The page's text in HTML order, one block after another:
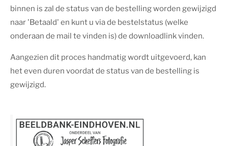
binnen is zal de status van de bestelling worden gewijzigd
naar 'Betaald' en kunt u via de bestelstatus (welke
onderaan de mail te vinden is) de downloadlink vinden.
Aangezien dit proces handmatig wordt uitgevoerd, kan
het even duren voordat de status van de bestelling is
gewijzigd.